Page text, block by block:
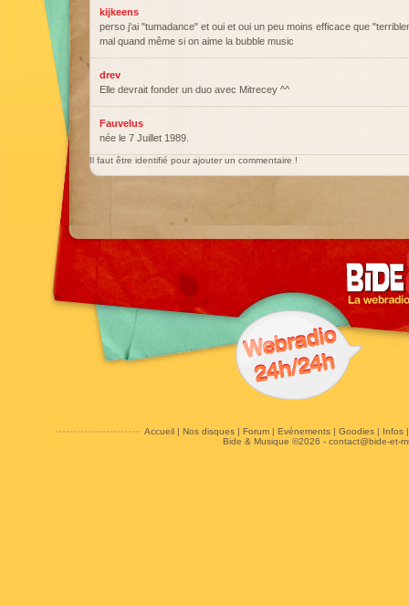
kijkeens
perso j'ai "tumadance" et oui et oui un peu moins efficace que
mal quand même si on aime la bubble music
drev
Elle devrait fonder un duo avec Mitrecey ^^
Fauvelus
née le 7 Juillet 1989.
Il faut être identifié pour ajouter un commentaire !
Accueil| Nos disques| Forum| Evénements| Goodies| Infos
Bide & Musique ©2026 - contact@bide-et-